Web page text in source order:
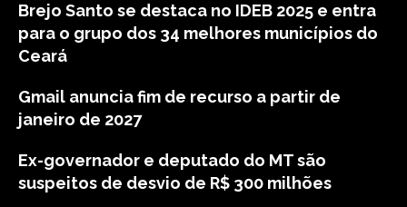
Brejo Santo se destaca no IDEB 2025 e entra
para o grupo dos 34 melhores municípios do
Ceará
Gmail anuncia fim de recurso a partir de
janeiro de 2027
Ex-governador e deputado do MT são
suspeitos de desvio de R$ 300 milhões